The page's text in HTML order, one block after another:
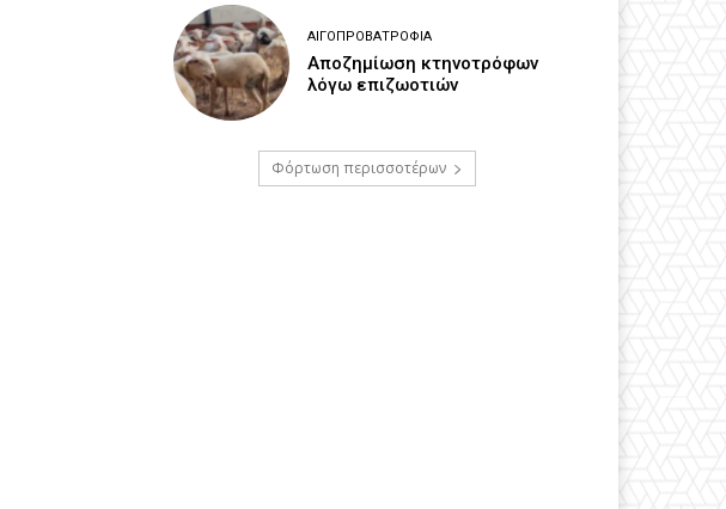
ΑΙΓΟΠΡΟΒΑΤΡΟΦΊΑ
Αποζημίωση κτηνοτρόφων
λόγω επιζωοτιών
Φόρτωση περισσοτέρων